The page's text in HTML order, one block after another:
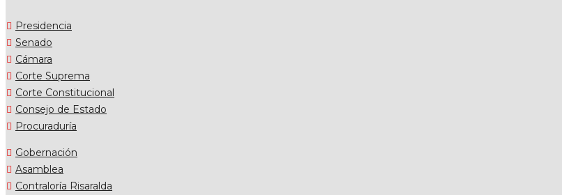
Presidencia
Senado
Cámara
Corte Suprema
Corte Constitucional
Consejo de Estado
Procuraduría
Gobernación
Asamblea
Contraloría Risaralda